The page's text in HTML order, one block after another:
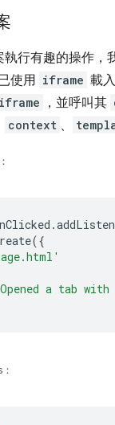
行有趣的操作，
使用 iframe 載
iframe ，並呼叫其
context 、
.
({
a tab with